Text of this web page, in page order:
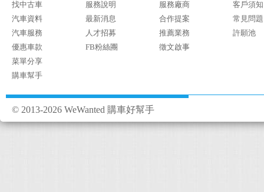
找中古車
汽車資料
汽車服務
優惠車款
菜單分享
購車幫手
服務說明
最新消息
人才招募
FB粉絲團
服務廠商
合作提案
推薦業務
徵文啟事
客戶須知
常見問題
許願池
© 2013-2026 WeWanted 購車好幫手